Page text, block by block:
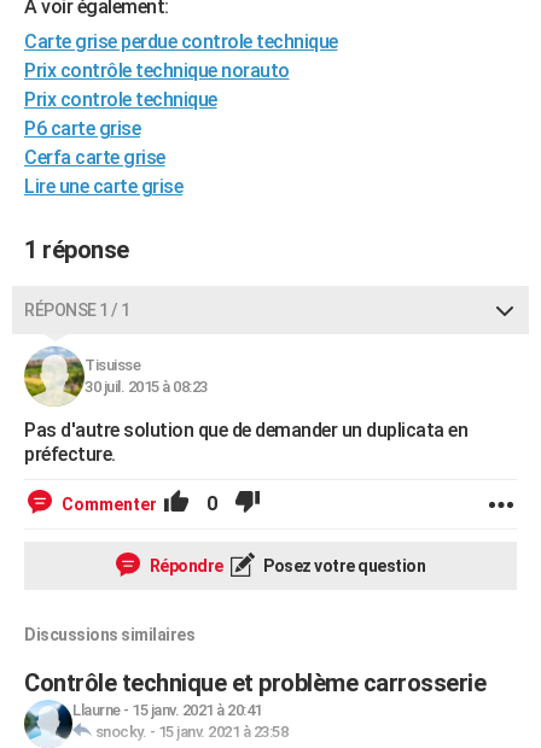
BONS PLANS
CARTE DE VOEUX
Carte de Noël
Carte Bonne année
Carte Saint-Valentin
Carte Pâques
Carte d'anniversaire
DICTIONNAIRE
Dictionnaire
Biographies
Citations
Expressions
Proverbes
PROGRAMME TV
COPAINS D'AVANT
FORUM
Bricolage
Lifestyle
Culture
Sport
Auto
Television
Voyage
Cinema
A voir également:
Carte grise perdue controle technique
Prix contrôle technique norauto
Prix controle technique
P6 carte grise
Cerfa carte grise
Lire une carte grise
1 réponse
RÉPONSE 1 / 1
Tisuisse
30 juil. 2015 à 08:23
Pas d'autre solution que de demander un duplicata en
préfecture.
Commenter 0
Répondre Posez votre question
Discussions similaires
Contrôle technique et problème carrosserie
Llaurne- 15 janv. 2021 à 20:41
snocky. - 15 janv. 2021 à 23:58